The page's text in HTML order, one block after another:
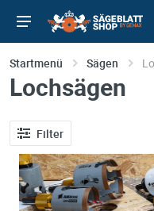
Startmenü Sägen
Lochsägen
Filter